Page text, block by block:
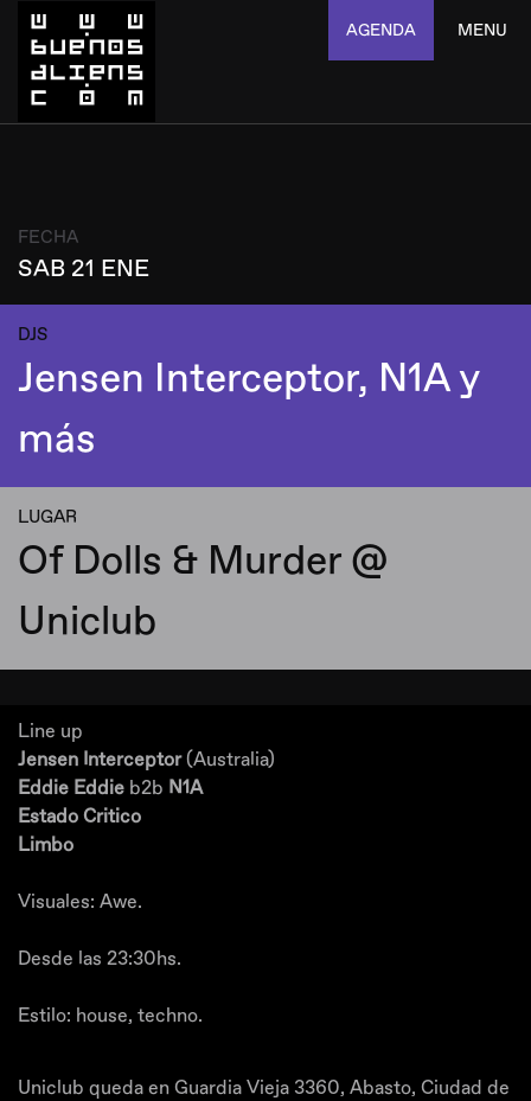
AGENDA MENU
FECHA
SAB 21 ENE
DJS
Jensen Interceptor, N1A y
más
LUGAR
Of Dolls & Murder @
Uniclub
Line up
Jensen Interceptor(Australia)
Eddie Eddie b2b N1A
Estado Critico
Limbo
Visuales: Awe.
Desde las 23:30hs.
Estilo: house, techno.
Uniclub queda en Guardia Vieja 3360, Abasto, Ciudad de